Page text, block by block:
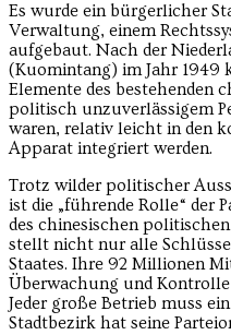
Es wurde ein bürgerlicher
Verwaltung, einem
aufgebaut. Nach der
(Kuomintang) im Jahr 1949
Elemente des bestehenden
politisch unzuverlässigem
waren, relativ leicht in den
Apparat integriert werden.
Trotz wilder politischer
ist die „führende Rolle“ der
des chinesischen
stellt nicht nur alle
Staates. Ihre 92 Millionen
Überwachung und
Jeder große Betrieb muss
Stadtbezirk hat seine